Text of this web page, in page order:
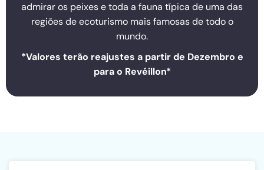
admirar os peixes e toda a fauna típica de uma das
regiões de ecoturismo mais famosas de todo o
mundo.
*Valores terão reajustes a partir de Dezembro e
para o Revéillon*